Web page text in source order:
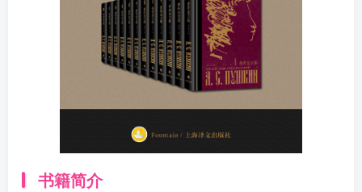
书籍简介